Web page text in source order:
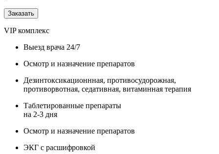
Заказать
VIP комплекс
Выезд врача 24/7
Осмотр и назначение препаратов
Дезинтоксикационнная, противосудорожная,
противорвотная, седативная, витаминная терапия
Таблетированные препараты
на 2-3 дня
Осмотр и назначение препаратов
ЭКГ с расшифровкой